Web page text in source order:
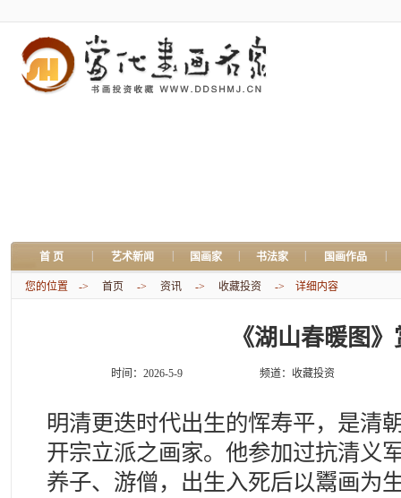
首 页 艺术新闻 国画家 书法家 国画作品
您的位置 -> 首页 -> 资讯 -> 收藏投资 -> 详细内容
《湖山春暖图
时间：2026-5-9 频道： 收藏投资
明清更迭时代出生的恽寿平，是清
开宗立派之画家。他参加过抗清义
养子、游僧，出生入死后以鬻画为